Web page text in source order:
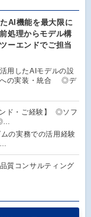
AI機能を最大限に
処理からモデル構
ーエンドでご担当
用したAIモデルの設
の実装・統合 ◎デ
ンド・ご経験】 ◎ソフ
の実務での活用経験
質コンサルティング